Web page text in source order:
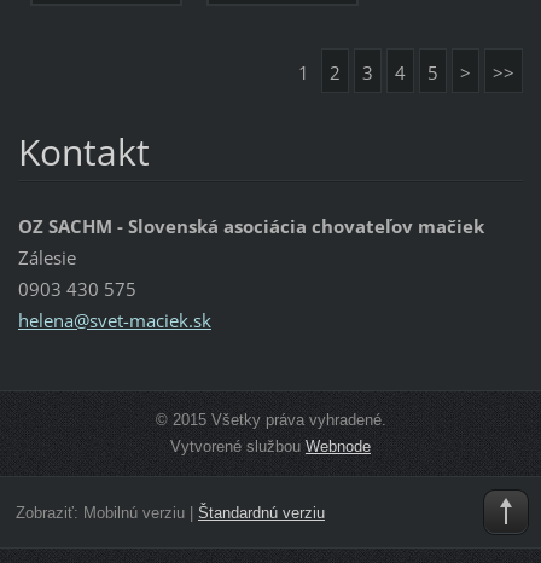
1 2 3 4 5 > >>
Kontakt
OZ SACHM - Slovenská asociácia chovateľov mačiek
Zálesie
0903 430 575
helena@svet-maciek.sk
© 2015 Všetky práva vyhradené.
Vytvorené službouWebnode
Zobraziť: Mobilnú verziu| Štandardnú verziu